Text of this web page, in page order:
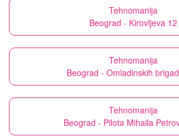
Tehnomanija
Beograd - Kirovljeva 12
Tehnomanija
Beograd - Omladinskih
Tehnomanija
Beograd - Pilota Mihaila